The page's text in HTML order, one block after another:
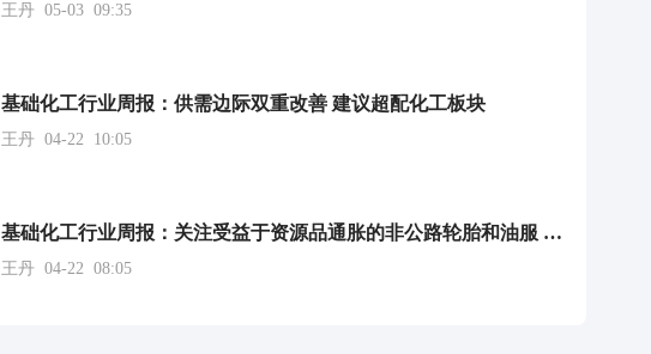
王丹 05-03 09:35
基础化工行业周报：供需边际双重改善 建议超配化工板块
王丹 04-22 10:05
基础化工行业周报：关注受益于资源品通胀的非公路轮胎和油服 及通胀扩散品种化肥和农药
王丹 04-22 08:05